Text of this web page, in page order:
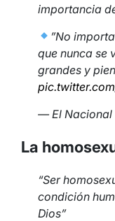
importancia
”No
que nunca se
grandes y
— El Nacional
La
“Ser
condición
Dios”